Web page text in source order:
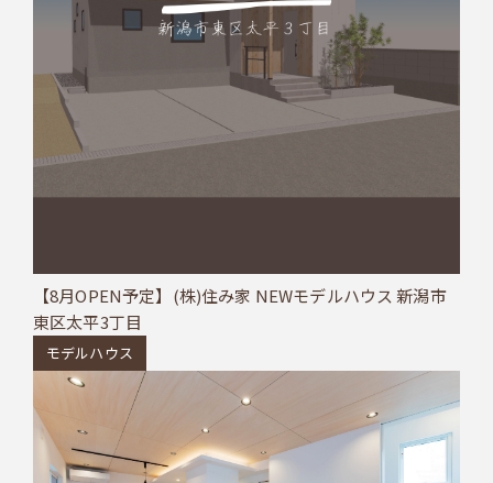
【8月OPEN予定】(株)住み家 NEWモデルハウス 新潟市
東区太平3丁目
モデルハウス